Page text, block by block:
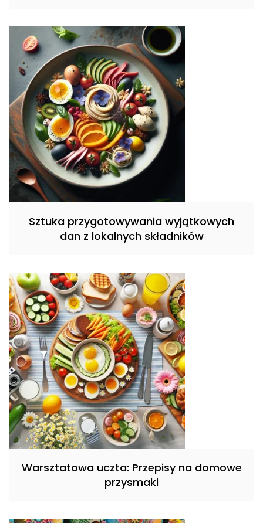
Sztuka przygotowywania wyjątkowych
dan z lokalnych składników
Warsztatowa uczta: Przepisy na domowe
przysmaki